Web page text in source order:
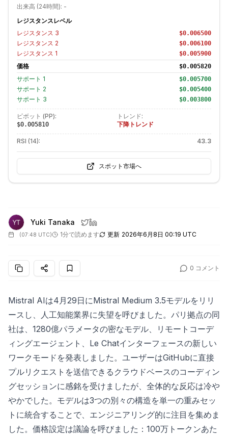
出来高 (24時間): -
レジスタンスレベル
レジスタンス 3 $0.006500
レジスタンス 2 $0.006100
レジスタンス 1 $0.005900
価格 $0.005820
サポート 1 $0.005700
サポート 2 $0.005400
サポート 3 $0.003800
ピボット (PP):
$0.005810
トレンド:
下降トレンド
RSI (14): 43.3
スポット市場へ
Yuki Tanaka
(07:48 UTC) 1分で読めます 更新 2026年6月8日 00:19 UTC
0 コメント
Mistral AIは4月29日にMistral Medium 3.5モデルをリリ
ースし、人工知能業界に失望を呼びました。パリ拠点の同
社は、1280億パラメータの密なモデル、リモートコーデ
ィングエージェント、Le Chatインターフェースの新しい
ワークモードを発表しました。ユーザーはGitHubに直接
プルリクエストを送信できるクラウドベースのコーディン
グセッションに感銘を受けましたが、全体的な反応は冷や
やかでした。モデルは3つの別々の構造を単一の重みセッ
トに統合することで、エンジニアリング的に注目を集めま
した。価格設定は議論を呼びました：100万トークンあた